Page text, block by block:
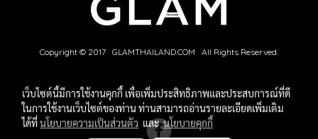
Copyright © 2017 GLAMTHAILAND.COM All Rights Reserved.
เว็บไซต์นี้มีการใช้งานคุกกี้ เพื่อเพิ่มประสิทธิภาพและประสบการณ์ที่ดี
ในการใช้งานเว็บไซต์ของท่าน ท่านสามารถอ่านรายละเอียดเพิ่มเติม
ได้ที่นโยบายความเป็นส่วนตัว และนโยบายคุกกี้